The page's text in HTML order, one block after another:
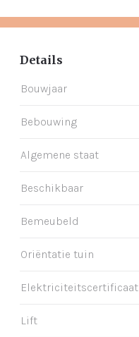
Details
Bouwjaar
Bebouwing
Algemene staat
Beschikbaar
Bemeubeld
Oriëntatie tuin
Elektriciteitscertificaat
Lift